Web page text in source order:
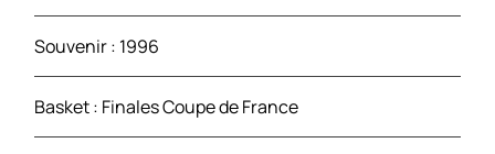
Souvenir : 1996
Basket : Finales Coupe de France